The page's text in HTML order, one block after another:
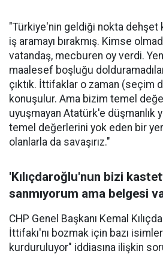
"Türkiye'nin geldiği nokta dehşet
iş aramayı bırakmış. Kimse
vatandaş, mecburen oy verdi.
maalesef boşluğu
çıktık. İttifaklar o zaman (seçim
konuşulur. Ama bizim temel
uyuşmayan Atatürk'e düşmanlık
temel değerlerini yok eden bir
olanlarla da savaşırız."
'Kılıçdaroğlu'nun bizi
sanmıyorum ama belgesi
CHP Genel Başkanı Kemal
İttifakı'nı bozmak için bazı
kurduruluyor" iddiasına ilişkin